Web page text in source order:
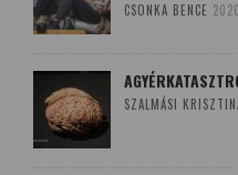
CSONKA BENCE
SZALMÁSI